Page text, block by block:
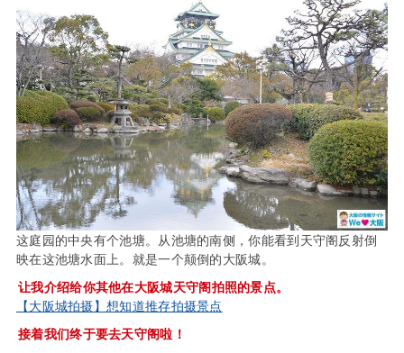
这庭园的中央有个池塘。从池塘的南侧，你能看到天守阁反射倒
映在这池塘水面上。就是一个颠倒的大阪城。
让我介绍给你其他在大阪城天守阁拍照的景点。
【大阪城拍摄】想知道推存拍摄景点
接着我们终于要去天守阁啦！